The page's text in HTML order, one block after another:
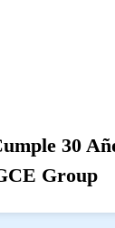
30
Group